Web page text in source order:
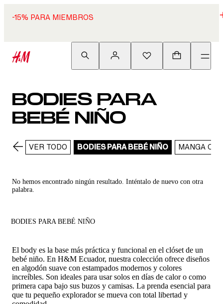
-15% PARA MIEMBROS
BODIES PARA
BEBÉ NIÑO
VER TODO BODIES PARA BEBÉ NIÑO MANGA
No hemos encontrado ningún resultado. Inténtalo de nuevo con otra
palabra.
BODIES PARA BEBÉ NIÑO
El body es la base más práctica y funcional en el clóset de un
bebé niño. En H&M Ecuador, nuestra colección ofrece diseños
en algodón suave con estampados modernos y colores
increíbles. Son ideales para usar solos en días de calor o como
primera capa bajo sus buzos y camisas. La prenda esencial para
que tu pequeño explorador se mueva con total libertad y